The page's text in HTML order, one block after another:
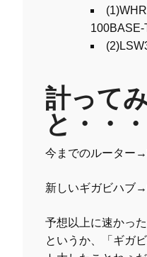
100BASE-
計って
と・・・
今までのルーター
新しいギガビハブ
予想以上に速かった
というか、「ギガ